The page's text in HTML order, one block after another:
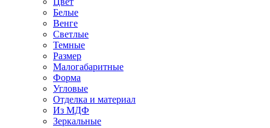
Белые
Венге
Светлые
Темные
Размер
Малогабаритные
Форма
Угловые
Отделка и материал
Из МДФ
Зеркальные